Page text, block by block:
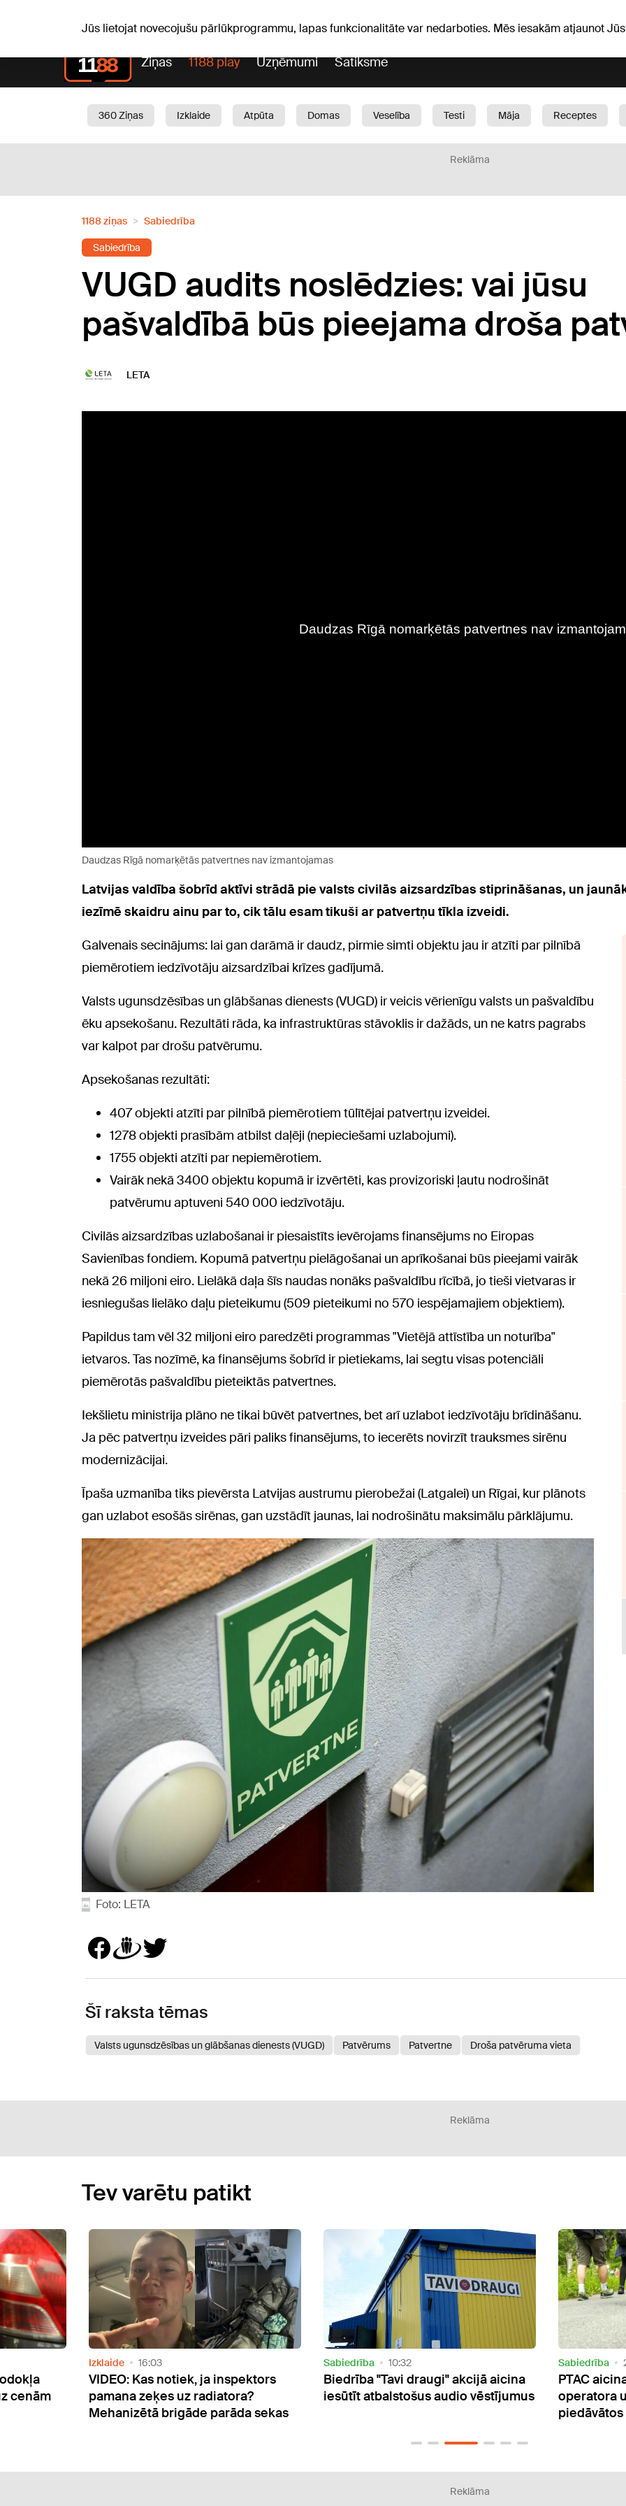
Jūs lietojat novecojušu pārlūkprogrammu, lapas funkcionalitāte var nedarboties. Mēs iesakām atjaunot
Ziņas 1188 play Uzņēmumi Satiksme
360 Ziņas Izklaide Atpūta Domas Veselība Testi Māja Receptes
Reklāma
1188 ziņas Sabiedrība
Sabiedrība
VUGD audits noslēdzies: vai jūsu
pašvaldībā būs pieejama droša
LETA
Daudzas Rīgā nomarķētās patvertnes nav izmantojamas
Latvijas valdība šobrīd aktīvi strādā pie valsts civilās aizsardzības stiprināšanas, un
iezīmē skaidru ainu par to, cik tālu esam tikuši ar patvertņu tīkla izveidi.
Galvenais secinājums: lai gan darāmā ir daudz, pirmie simti objektu jau ir atzīti par pilnībā
piemērotiem iedzīvotāju aizsardzībai krīzes gadījumā.
Valsts ugunsdzēsības un glābšanas dienests (VUGD) ir veicis vērienīgu valsts un pašvaldību
ēku apsekošanu. Rezultāti rāda, ka infrastruktūras stāvoklis ir dažāds, un ne katrs pagrabs
var kalpot par drošu patvērumu.
Apsekošanas rezultāti:
407 objekti atzīti par pilnībā piemērotiem tūlītējai patvertņu izveidei.
1278 objekti prasībām atbilst daļēji (nepieciešami uzlabojumi).
1755 objekti atzīti par nepiemērotiem.
Vairāk nekā 3400 objektu kopumā ir izvērtēti, kas provizoriski ļautu nodrošināt
patvērumu aptuveni 540 000 iedzīvotāju.
Civilās aizsardzības uzlabošanai ir piesaistīts ievērojams finansējums no Eiropas
Savienības fondiem. Kopumā patvertņu pielāgošanai un aprīkošanai būs pieejami vairāk
nekā 26 miljoni eiro. Lielākā daļa šīs naudas nonāks pašvaldību rīcībā, jo tieši vietvaras ir
iesniegušas lielāko daļu pieteikumu (509 pieteikumi no 570 iespējamajiem objektiem).
Papildus tam vēl 32 miljoni eiro paredzēti programmas "Vietējā attīstība un noturība"
ietvaros. Tas nozīmē, ka finansējums šobrīd ir pietiekams, lai segtu visas potenciāli
piemērotās pašvaldību pieteiktās patvertnes.
Iekšlietu ministrija plāno ne tikai būvēt patvertnes, bet arī uzlabot iedzīvotāju brīdināšanu.
Ja pēc patvertņu izveides pāri paliks finansējums, to iecerēts novirzīt trauksmes sirēnu
modernizācijai.
Īpaša uzmanība tiks pievērsta Latvijas austrumu pierobežai (Latgalei) un Rīgai, kur plānots
gan uzlabot esošās sirēnas, gan uzstādīt jaunas, lai nodrošinātu maksimālu pārklājumu.
Foto: LETA
Šī raksta tēmas
Valsts ugunsdzēsības un glābšanas dienests (VUGD) Patvērums Patvertne Droša patvēruma vieta
Reklāma
Tev varētu patikt
inspektors
parāda sekas
Sabiedrība
Biedrība "Tavi draugi" akcijā aicina
iesūtīt atbalstošus audio vēstījumus
Sabiedrība
PTAC aicina izvairīties no tūrisma
operatora un neiegādāties tā
Reklāma